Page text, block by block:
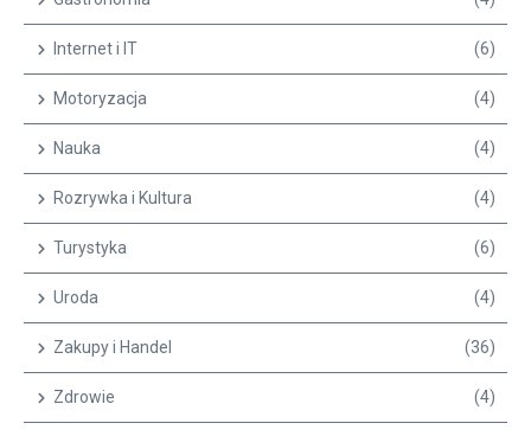
Internet i IT (6)
Motoryzacja (4)
Nauka (4)
Rozrywka i Kultura (4)
Turystyka (6)
Uroda (4)
Zakupy i Handel (36)
Zdrowie (4)